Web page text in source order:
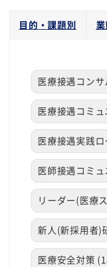
目的・課題別
医療接遇コン
医療接遇コミ
医療接遇実践
医師接遇コミ
リーダー(医療
新人(新採用者)
医療安全対策